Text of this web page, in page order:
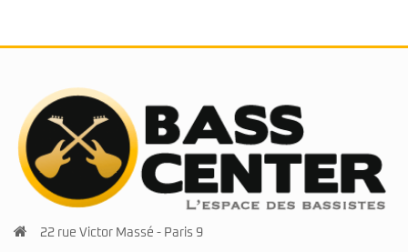
22 rue Victor Massé - Paris 9